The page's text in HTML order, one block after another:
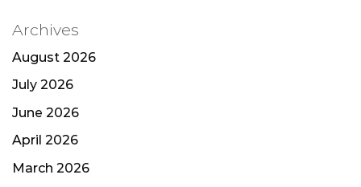
Archives
August 2026
July 2026
June 2026
April 2026
March 2026